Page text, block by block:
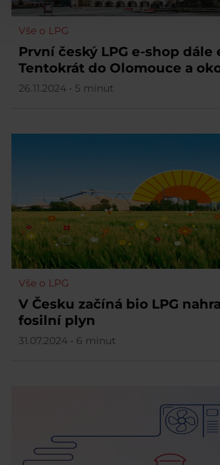
Vše o LPG
První český LPG e-shop dále
Tentokrát do Olomouce a
26.11.2024 • 5 minut
Vše o LPG
V Česku začíná bio LPG
fosilní plyn
31.07.2024 • 6 minut